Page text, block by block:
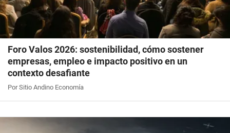
Foro Valos 2026: sostenibilidad, cómo sostener
empresas, empleo e impacto positivo en un
contexto desafiante
Por Sitio Andino Economía